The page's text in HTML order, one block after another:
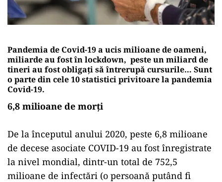
Pandemia de Covid-19 a ucis milioane de oameni,
miliarde au fost în lockdown, peste un miliard de
tineri au fost obligați să întrerupă cursurile… Sunt
o parte din cele 10 statistici privitoare la pandemia
Covid-19.
6,8 milioane de morţi
De la începutul anului 2020, peste 6,8 milioane
de decese asociate COVID-19 au fost înregistrate
la nivel mondial, dintr-un total de 752,5
milioane de infectări (o persoană putând fi